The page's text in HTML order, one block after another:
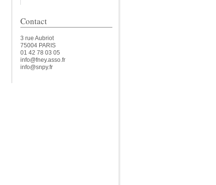
Contact
3 rue Aubriot
75004 PARIS
01 42 78 03 05
info@fney.asso.fr
info@snpy.fr